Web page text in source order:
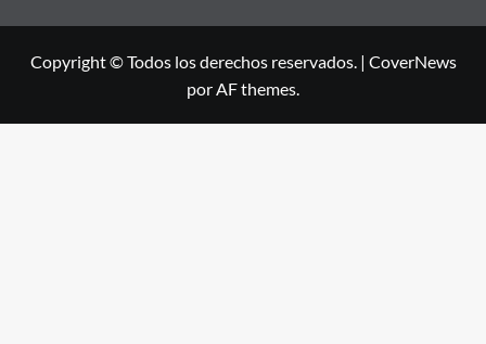
Copyright © Todos los derechos reservados. | CoverNews
por AF themes.